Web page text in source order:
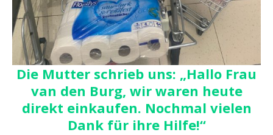
Die Mutter schrieb uns: „Hallo Frau
van den Burg, wir waren heute
direkt einkaufen. Nochmal vielen
Dank für ihre Hilfe!“